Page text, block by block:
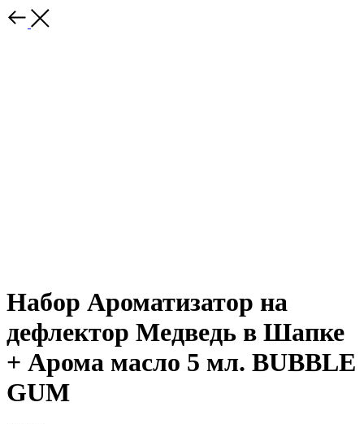
Набор Ароматизатор на
дефлектор Медведь в Шапке
+ Арома масло 5 мл. BUBBLE
GUM